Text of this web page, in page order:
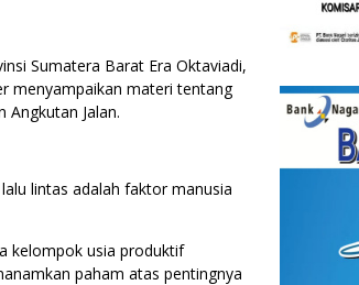
Sumatera Barat Era Oktaviadi,
menyampaikan materi tentang
Jalan.
lintas adalah faktor manusia
kelompok usia produktif
paham atas pentingnya